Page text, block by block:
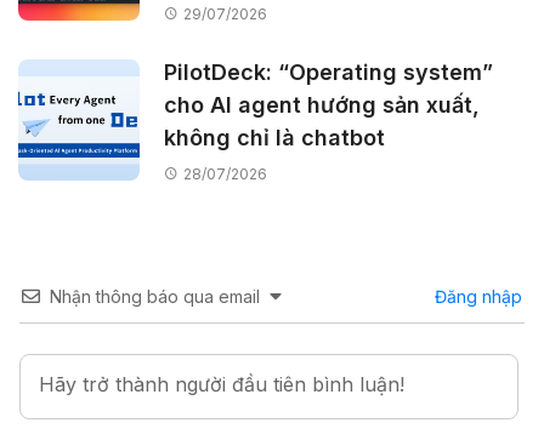
29/07/2026
PilotDeck: “Operating system”
cho AI agent hướng sản xuất,
không chỉ là chatbot
28/07/2026
Nhận thông báo qua email Đăng nhập